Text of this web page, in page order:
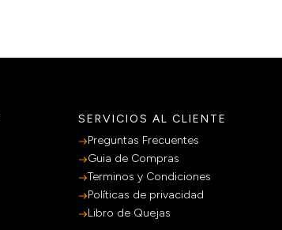
SERVICIOS AL CLIENTE
Preguntas Frecuentes
Guia de Compras
Terminos y Condiciones
Políticas de privacidad
Libro de Quejas